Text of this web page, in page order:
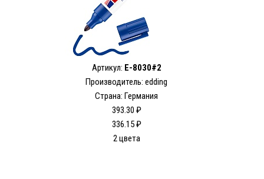
Артикул: E-8030#2
Производитель: edding
Страна: Германия
393.30 ₽
336.15 ₽
2 цвета